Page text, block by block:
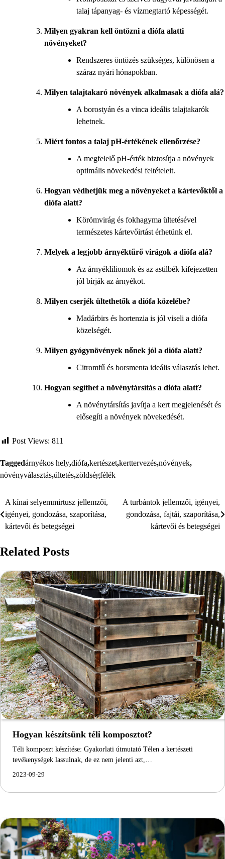
talaj tápanyag- és vízmegtartó képességét.
Milyen gyakran kell öntözni a diófa alatti
növényeket?
Rendszeres öntözés szükséges, különösen a
száraz nyári hónapokban.
Milyen talajtakaró növények alkalmasak a diófa alá?
A borostyán és a vinca ideális talajtakarók
lehetnek.
Miért fontos a talaj pH-értékének ellenőrzése?
A megfelelő pH-érték biztosítja a növények
optimális növekedési feltételeit.
Hogyan védhetjük meg a növényeket a kártevőktől a
diófa alatt?
Körömvirág és fokhagyma ültetésével
természetes kártevőirtást érhetünk el.
Melyek a legjobb árnyéktűrő virágok a diófa alá?
Az árnyékliliomok és az astilbék kifejezetten
jól bírják az árnyékot.
Milyen cserjék ültethetők a diófa közelébe?
Madárbirs és hortenzia is jól viseli a diófa
közelségét.
Milyen gyógynövények nőnek jól a diófa alatt?
Citromfű és borsmenta ideális választás lehet.
Hogyan segíthet a növénytársítás a diófa alatt?
A növénytársítás javítja a kert megjelenését és
elősegíti a növények növekedését.
Post Views: 811
Taggedárnyékos hely,diófa,kertészet,kerttervezés,növények,
növényválasztás,ültetés,zöldségfélék
Bejegyzés
navigáció
A kínai selyemmirtusz jellemzői,
igényei, gondozása, szaporítása,
kártevői és betegségei
A turbántok jellemzői, igényei,
gondozása, fajtái, szaporítása,
kártevői és betegségei
Related Posts
Hogyan készítsünk téli komposztot?
Téli komposzt készítése: Gyakorlati útmutató Télen a kertészeti
tevékenységek lassulnak, de ez nem jelenti azt,…
2023-09-29